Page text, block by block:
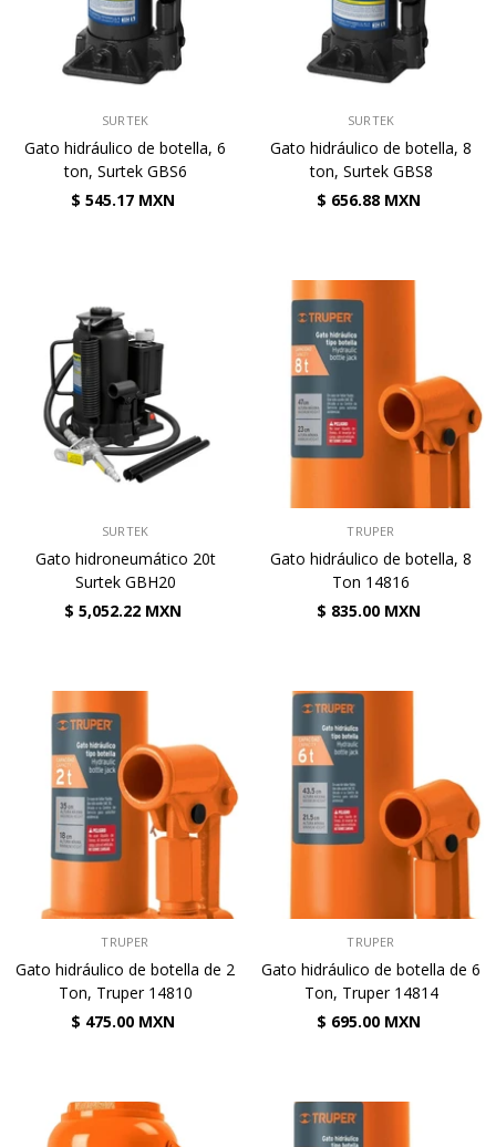
SURTEK
Gato hidráulico de botella, 6
ton, Surtek GBS6
$ 545.17 MXN
SURTEK
Gato hidráulico de botella, 8
ton, Surtek GBS8
$ 656.88 MXN
SURTEK
Gato hidroneumático 20t
Surtek GBH20
$ 5,052.22 MXN
TRUPER
Gato hidráulico de botella, 8
Ton 14816
$ 835.00 MXN
TRUPER
Gato hidráulico de botella de 2
Ton, Truper 14810
$ 475.00 MXN
TRUPER
Gato hidráulico de botella de 6
Ton, Truper 14814
$ 695.00 MXN